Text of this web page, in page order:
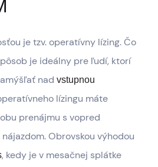
je tzv. operatívny lízing. Čo
je ideálny pre ľudí, ktorí
nad vstupnou
lízingu máte
prenájmu s vopred
Obrovskou výhodou
, kedy je v mesačnej splátke